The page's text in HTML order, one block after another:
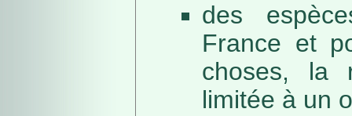
des
France et
choses, la
limitée à un